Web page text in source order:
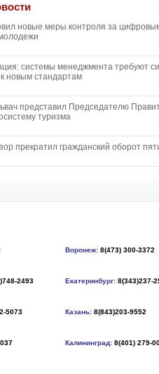
новые меры контроля за
системы менеджмента требуют
к новым стандартам
представил Председателю
туризма
прекратил гражданский оборот
Воронеж: 8(473) 300-3372
2493 Екатеринбург: 8(343)237-
5073 Казань: 8(843)203-9552
Калининград: 8(401) 279-